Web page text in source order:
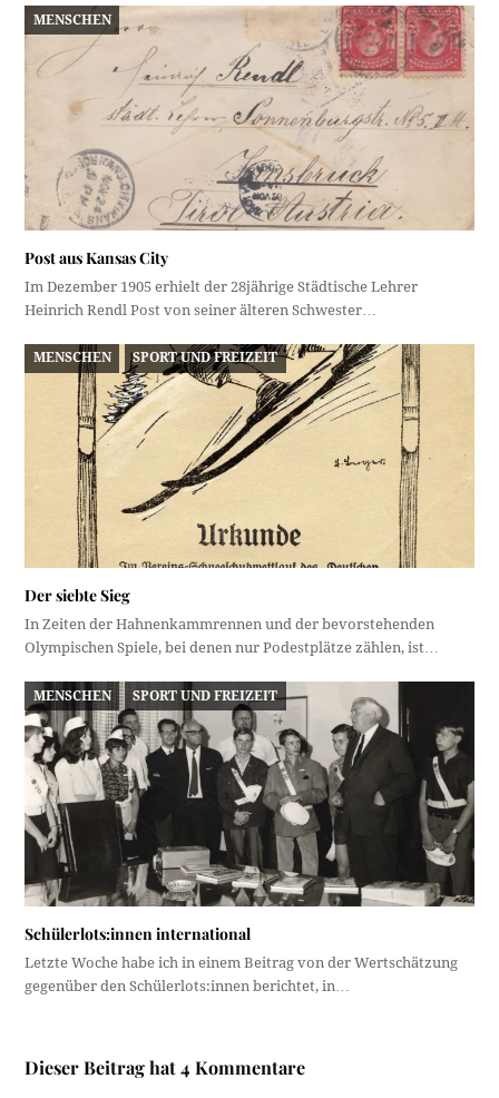
MENSCHEN
Post aus Kansas City
Im Dezember 1905 erhielt der 28jährige Städtische Lehrer
Heinrich Rendl Post von seiner älteren Schwester…
MENSCHEN SPORT UND FREIZEIT
Der siebte Sieg
In Zeiten der Hahnenkammrennen und der bevorstehenden
Olympischen Spiele, bei denen nur Podestplätze zählen, ist…
MENSCHEN SPORT UND FREIZEIT
Schülerlots:innen international
Letzte Woche habe ich in einem Beitrag von der Wertschätzung
gegenüber den Schülerlots:innen berichtet, in…
Dieser Beitrag hat 4 Kommentare